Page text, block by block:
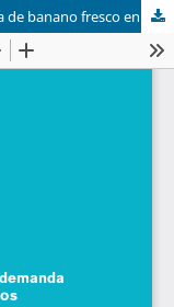
Estimación de la elasticidad de la demanda de banano fresco en Estados Unidos